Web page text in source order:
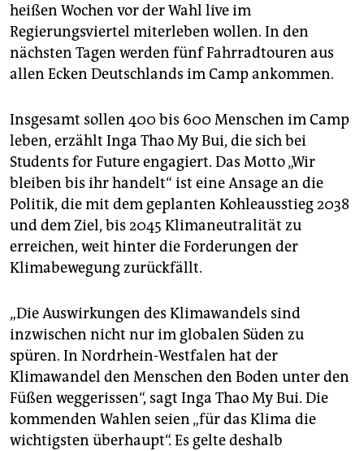
heißen Wochen vor der Wahl live im
Regierungsviertel miterleben wollen. In den
nächsten Tagen werden fünf Fahrradtouren aus
allen Ecken Deutschlands im Camp ankommen.
Insgesamt sollen 400 bis 600 Menschen im Camp
leben, erzählt Inga Thao My Bui, die sich bei
Students for Future engagiert. Das Motto „Wir
bleiben bis ihr handelt“ ist eine Ansage an die
Politik, die mit dem geplanten Kohleausstieg 2038
und dem Ziel, bis 2045 Klimaneutralität zu
erreichen, weit hinter die Forderungen der
Klimabewegung zurückfällt.
„Die Auswirkungen des Klimawandels sind
inzwischen nicht nur im globalen Süden zu
spüren. In Nordrhein-Westfalen hat der
Klimawandel den Menschen den Boden unter den
Füßen weggerissen“, sagt Inga Thao My Bui. Die
kommenden Wahlen seien „für das Klima die
wichtigsten überhaupt“. Es gelte deshalb